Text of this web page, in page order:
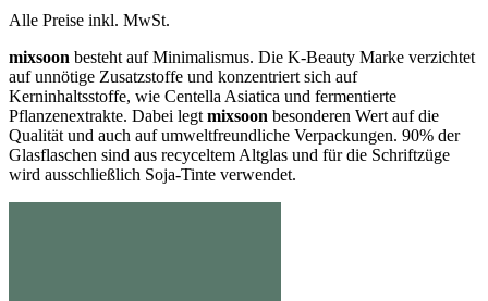
Alle Preise inkl. MwSt.
mixsoon besteht auf Minimalismus. Die K-Beauty Marke verzichtet
auf unnötige Zusatzstoffe und konzentriert sich auf
Kerninhaltsstoffe, wie Centella Asiatica und fermentierte
Pflanzenextrakte. Dabei legt mixsoon besonderen Wert auf die
Qualität und auch auf umweltfreundliche Verpackungen. 90% der
Glasflaschen sind aus recyceltem Altglas und für die Schriftzüge
wird ausschließlich Soja-Tinte verwendet.